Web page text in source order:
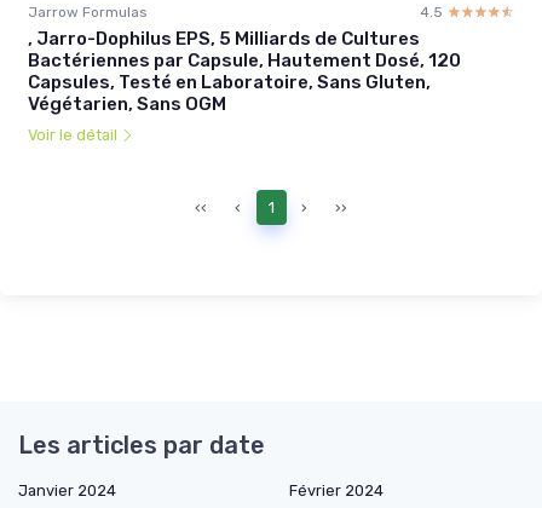
Jarrow Formulas 4.5 ☆☆☆☆☆
★★★★★
, Jarro-Dophilus EPS, 5 Milliards de Cultures
Bactériennes par Capsule, Hautement Dosé, 120
Capsules, Testé en Laboratoire, Sans Gluten,
Végétarien, Sans OGM
Voir le détail
‹‹ ‹ 1 › ››
Les articles par date
Janvier 2024
Février 2024